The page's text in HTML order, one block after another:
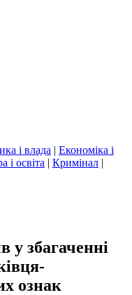
і влада | Економіка і
і освіта | Кримінал |
у збагаченні
ознак